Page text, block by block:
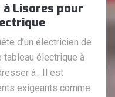
Lisores pour
d’un électricien de
tableau électrique à
à . Il est
exigeants comme